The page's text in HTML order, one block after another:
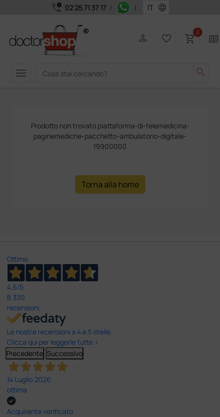
call_quality 02 25 71 37 17 | | language
menu search
person favorite_border shopping_cart0 two_pager
Prodotto non trovato piattaforma-di-telemedicina-
paginemediche-pacchetto-ambulatorio-digitale-
19900000
Torna alla home
Ottimo
4,6/5
8.330
recensioni
Le nostre recensioni a 4 e 5 stelle.
Clicca qui per leggerle tutte >
Precedente Successivo
14 Luglio 2026
ottima
Acquirente verificato